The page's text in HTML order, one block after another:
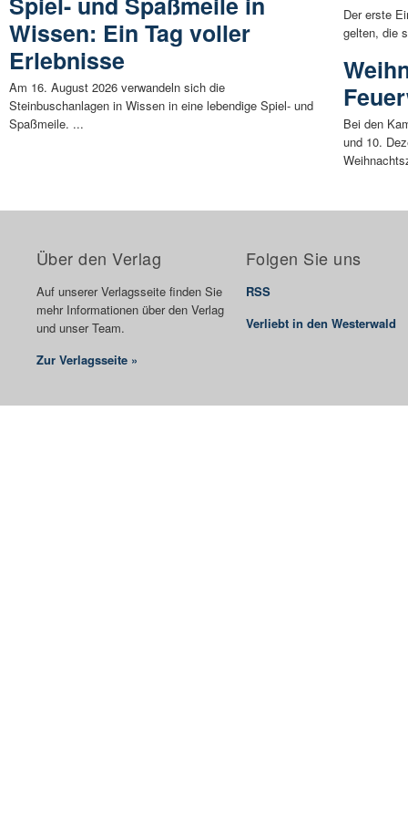
Wissen: Ein Tag voller
Erlebnisse
Am 16. August 2026 verwandeln sich die
Steinbuschanlagen in Wissen in eine lebendige Spiel- und
Spaßmeile. ...
Der erste
gelten, die
Bei den
und 10.
Über den Verlag
Auf unserer Verlagsseite finden Sie
mehr Informationen über den Verlag
und unser Team.
Zur Verlagsseite »
Folgen Sie uns
RSS
Verliebt in den Westerwald